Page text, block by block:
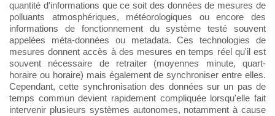
quantité d'informations que ce soit des données de mesures de
polluants atmosphériques, météorologiques ou encore des
informations de fonctionnement du système testé souvent
appelées méta-données ou metadata. Ces technologies de
mesures donnent accès à des mesures en temps réel qu'il est
souvent nécessaire de retraiter (moyennes minute, quart-
horaire ou horaire) mais également de synchroniser entre elles.
Cependant, cette synchronisation des données sur un pas de
temps commun devient rapidement compliquée lorsqu'elle fait
intervenir plusieurs systèmes autonomes, notamment à cause